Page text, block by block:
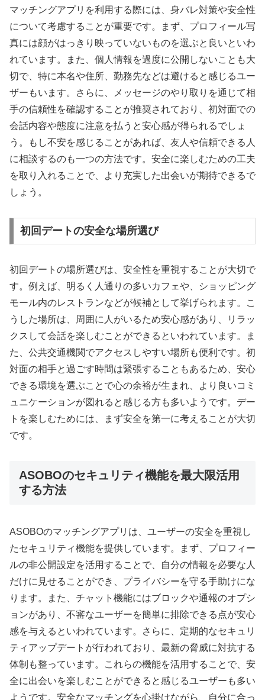
マッチングアプリを利用する際には、身バレ対策や安全性
について考慮することが重要です。まず、プロフィール写
真には顔がはっきり映っていないものを選ぶと良いといわ
れています。また、個人情報を過度に公開しないことも大
切で、特に本名や住所、勤務先などは避けると感じるユー
ザーもいます。さらに、メッセージのやり取りを通じて相
手の信頼性を確認することが推奨されており、初対面での
会話内容や態度に注意を払うと安心感が得られるでしょ
う。もし不安を感じることがあれば、友人や信頼できる人
に相談するのも一つの方法です。安全に楽しむための工夫
を取り入れることで、より充実した出会いが期待できるで
しょう。
初回デートの安全な場所選び
初回デートの場所選びは、安全性を重視することが大切で
す。例えば、明るく人通りの多いカフェや、ショッピング
モール内のレストランなどが候補として挙げられます。こ
うした場所は、周囲に人がいるため安心感があり、リラッ
クスして会話を楽しむことができるといわれています。ま
た、公共交通機関でアクセスしやすい場所も便利です。初
対面の相手と過ごす時間は緊張することもあるため、安心
できる環境を選ぶことで心の余裕が生まれ、より良いコミ
ュニケーションが図れると感じる方も多いようです。デー
トを楽しむためには、まず安全を第一に考えることが大切
です。
ASOBOのセキュリティ機能を最大限活用
する方法
ASOBOのマッチングアプリは、ユーザーの安全を重視し
たセキュリティ機能を提供しています。まず、プロフィー
ルの非公開設定を活用することで、自分の情報を必要な人
だけに見せることができ、プライバシーを守る手助けにな
ります。また、チャット機能にはブロックや通報のオプシ
ョンがあり、不審なユーザーを簡単に排除できる点が安心
感を与えるといわれています。さらに、定期的なセキュリ
ティアップデートが行われており、最新の脅威に対抗する
体制も整っています。これらの機能を活用することで、安
全に出会いを楽しむことができると感じるユーザーも多い
ようです。安全なマッチングを心掛けながら、自分に合っ